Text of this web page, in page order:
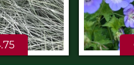
STUNT